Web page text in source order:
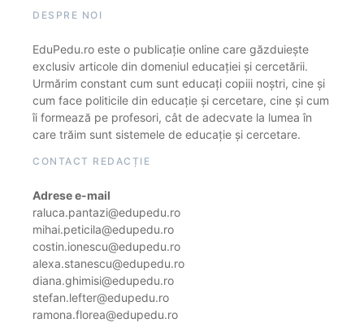
DESPRE NOI
EduPedu.ro este o publicație online care găzduiește
exclusiv articole din domeniul educației și cercetării.
Urmărim constant cum sunt educați copiii noștri, cine și
cum face politicile din educație și cercetare, cine și cum
îi formează pe profesori, cât de adecvate la lumea în
care trăim sunt sistemele de educație și cercetare.
CONTACT REDACȚIE
Adrese e-mail
raluca.pantazi@edupedu.ro
mihai.peticila@edupedu.ro
costin.ionescu@edupedu.ro
alexa.stanescu@edupedu.ro
diana.ghimisi@edupedu.ro
stefan.lefter@edupedu.ro
ramona.florea@edupedu.ro